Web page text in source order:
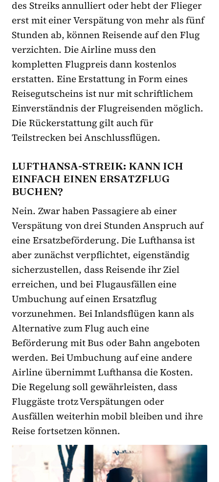
des Streiks annulliert oder hebt der Flieger
erst mit einer Verspätung von mehr als fünf
Stunden ab, können Reisende auf den Flug
verzichten. Die Airline muss den
kompletten Flugpreis dann kostenlos
erstatten. Eine Erstattung in Form eines
Reisegutscheins ist nur mit schriftlichem
Einverständnis der Flugreisenden möglich.
Die Rückerstattung gilt auch für
Teilstrecken bei Anschlussflügen.
LUFTHANSA-STREIK: KANN ICH
EINFACH EINEN ERSATZFLUG
BUCHEN?
Nein. Zwar haben Passagiere ab einer
Verspätung von drei Stunden Anspruch auf
eine Ersatzbeförderung. Die Lufthansa ist
aber zunächst verpflichtet, eigenständig
sicherzustellen, dass Reisende ihr Ziel
erreichen, und bei Flugausfällen eine
Umbuchung auf einen Ersatzflug
vorzunehmen. Bei Inlandsflügen kann als
Alternative zum Flug auch eine
Beförderung mit Bus oder Bahn angeboten
werden. Bei Umbuchung auf eine andere
Airline übernimmt Lufthansa die Kosten.
Die Regelung soll gewährleisten, dass
Fluggäste trotz Verspätungen oder
Ausfällen weiterhin mobil bleiben und ihre
Reise fortsetzen können.